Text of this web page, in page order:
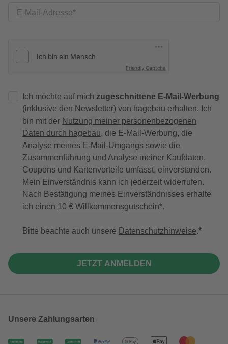
E-Mail-Adresse
Friendly Captcha
Ich möchte auf mich zugeschnittene E-Mail-Werbung
(inklusive den Newsletter) von hagebau erhalten. Ich
bin mit der Nutzung meiner personenbezogenen
Daten durch hagebau, die E-Mail-Werbung, die
Analyse meines E-Mail-Umgangs sowie die
Zusammenführung und Analyse meiner Kaufdaten,
Coupons und Kartenvorteile umfasst, einverstanden.
Mein Einverständnis kann ich jederzeit widerrufen.
Nach Bestätigung meines Einverständnisses erhalte
ich einen 10 € Willkommensgutschein*.
Bitte beachte auch unsere Datenschutzhinweise.
JETZT ANMELDEN
Unsere Zahlungsarten